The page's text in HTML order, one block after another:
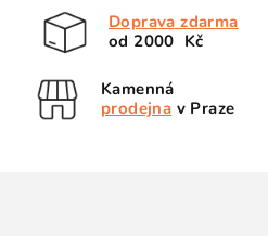
Doprava zdarma
od 2000 Kč
Kamenná
prodejna v Praze